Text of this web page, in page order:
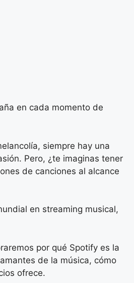
en cada momento de
siempre hay una
Pero, ¿te imaginas tener
de canciones al alcance
en streaming musical,
por qué Spotify es la
de la música, cómo
ofrece.